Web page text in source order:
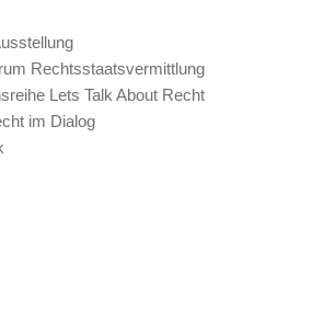
Rechtsstaatsvermittlung
Lets Talk About Recht
im Dialog